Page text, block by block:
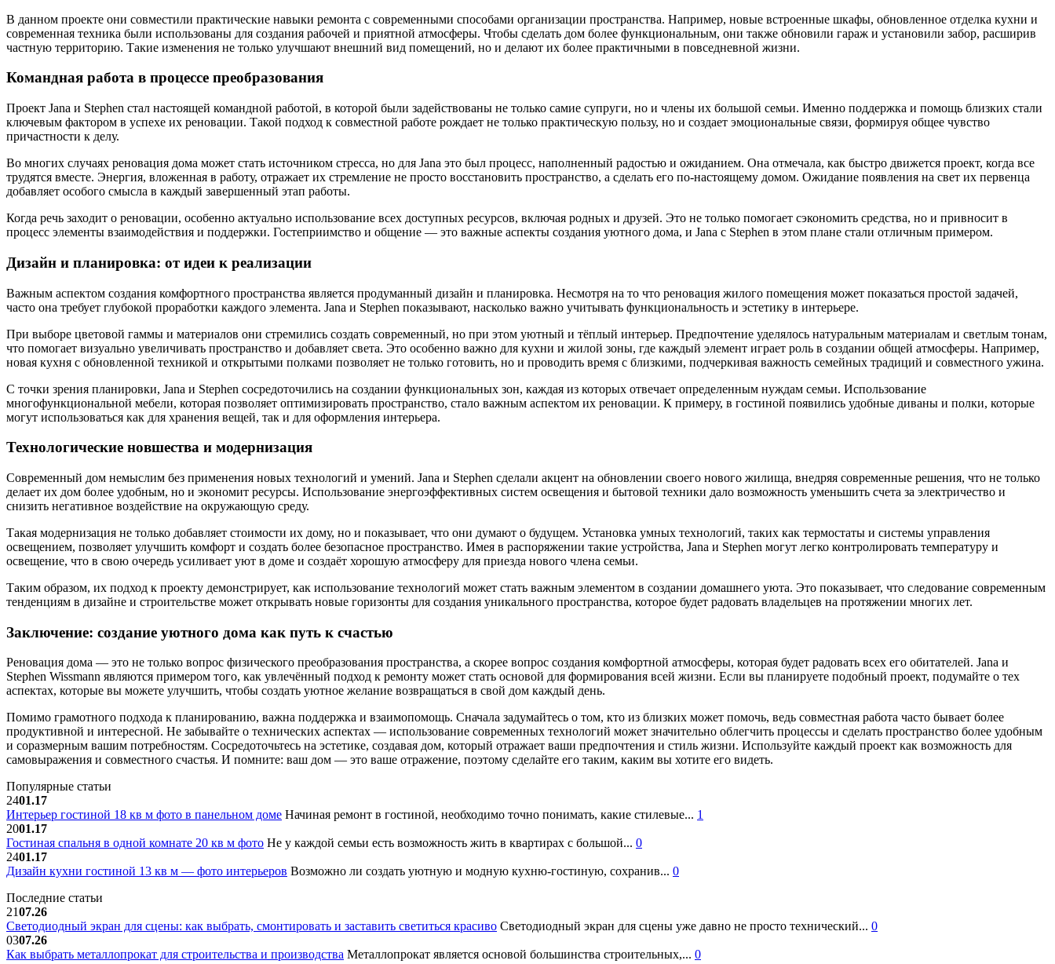
В данном проекте они совместили практические навыки ремонта с современными способами организации пространства. Например, новые встроенные шкафы, обновленное отделка кухни и
современная техника были использованы для создания рабочей и приятной атмосферы. Чтобы сделать дом более функциональным, они также обновили гараж и установили забор, расширив
частную территорию. Такие изменения не только улучшают внешний вид помещений, но и делают их более практичными в повседневной жизни.
Командная работа в процессе преобразования
Проект Jana и Stephen стал настоящей командной работой, в которой были задействованы не только самие супруги, но и члены их большой семьи. Именно поддержка и помощь близких стали
ключевым фактором в успехе их реновации. Такой подход к совместной работе рождает не только практическую пользу, но и создает эмоциональные связи, формируя общее чувство
причастности к делу.
Во многих случаях реновация дома может стать источником стресса, но для Jana это был процесс, наполненный радостью и ожиданием. Она отмечала, как быстро движется проект, когда все
трудятся вместе. Энергия, вложенная в работу, отражает их стремление не просто восстановить пространство, а сделать его по-настоящему домом. Ожидание появления на свет их первенца
добавляет особого смысла в каждый завершенный этап работы.
Когда речь заходит о реновации, особенно актуально использование всех доступных ресурсов, включая родных и друзей. Это не только помогает сэкономить средства, но и привносит в
процесс элементы взаимодействия и поддержки. Гостеприимство и общение — это важные аспекты создания уютного дома, и Jana с Stephen в этом плане стали отличным примером.
Дизайн и планировка: от идеи к реализации
Важным аспектом создания комфортного пространства является продуманный дизайн и планировка. Несмотря на то что реновация жилого помещения может показаться простой задачей,
часто она требует глубокой проработки каждого элемента. Jana и Stephen показывают, насколько важно учитывать функциональность и эстетику в интерьере.
При выборе цветовой гаммы и материалов они стремились создать современный, но при этом уютный и тёплый интерьер. Предпочтение уделялось натуральным материалам и светлым тонам,
что помогает визуально увеличивать пространство и добавляет света. Это особенно важно для кухни и жилой зоны, где каждый элемент играет роль в создании общей атмосферы. Например,
новая кухня с обновленной техникой и открытыми полками позволяет не только готовить, но и проводить время с близкими, подчеркивая важность семейных традиций и совместного ужина.
С точки зрения планировки, Jana и Stephen сосредоточились на создании функциональных зон, каждая из которых отвечает определенным нуждам семьи. Использование
многофункциональной мебели, которая позволяет оптимизировать пространство, стало важным аспектом их реновации. К примеру, в гостиной появились удобные диваны и полки, которые
могут использоваться как для хранения вещей, так и для оформления интерьера.
Технологические новшества и модернизация
Современный дом немыслим без применения новых технологий и умений. Jana и Stephen сделали акцент на обновлении своего нового жилища, внедряя современные решения, что не только
делает их дом более удобным, но и экономит ресурсы. Использование энергоэффективных систем освещения и бытовой техники дало возможность уменьшить счета за электричество и
снизить негативное воздействие на окружающую среду.
Такая модернизация не только добавляет стоимости их дому, но и показывает, что они думают о будущем. Установка умных технологий, таких как термостаты и системы управления
освещением, позволяет улучшить комфорт и создать более безопасное пространство. Имея в распоряжении такие устройства, Jana и Stephen могут легко контролировать температуру и
освещение, что в свою очередь усиливает уют в доме и создаёт хорошую атмосферу для приезда нового члена семьи.
Таким образом, их подход к проекту демонстрирует, как использование технологий может стать важным элементом в создании домашнего уюта. Это показывает, что следование современным
тенденциям в дизайне и строительстве может открывать новые горизонты для создания уникального пространства, которое будет радовать владельцев на протяжении многих лет.
Заключение: создание уютного дома как путь к счастью
Реновация дома — это не только вопрос физического преобразования пространства, а скорее вопрос создания комфортной атмосферы, которая будет радовать всех его обитателей. Jana и
Stephen Wissmann являются примером того, как увлечённый подход к ремонту может стать основой для формирования всей жизни. Если вы планируете подобный проект, подумайте о тех
аспектах, которые вы можете улучшить, чтобы создать уютное желание возвращаться в свой дом каждый день.
Помимо грамотного подхода к планированию, важна поддержка и взаимопомощь. Сначала задумайтесь о том, кто из близких может помочь, ведь совместная работа часто бывает более
продуктивной и интересной. Не забывайте о технических аспектах — использование современных технологий может значительно облегчить процессы и сделать пространство более удобным
и соразмерным вашим потребностям. Сосредоточьтесь на эстетике, создавая дом, который отражает ваши предпочтения и стиль жизни. Используйте каждый проект как возможность для
самовыражения и совместного счастья. И помните: ваш дом — это ваше отражение, поэтому сделайте его таким, каким вы хотите его видеть.
Популярные статьи
2401.17
Интерьер гостиной 18 кв м фото в панельном доме Начиная ремонт в гостиной, необходимо точно понимать, какие стилевые... 1
2001.17
Гостиная спальня в одной комнате 20 кв м фото Не у каждой семьи есть возможность жить в квартирах с большой... 0
2401.17
Дизайн кухни гостиной 13 кв м — фото интерьеров Возможно ли создать уютную и модную кухню-гостиную, сохранив... 0
Последние статьи
2107.26
Светодиодный экран для сцены: как выбрать, смонтировать и заставить светиться красиво Светодиодный экран для сцены уже давно не просто технический... 0
0307.26
Как выбрать металлопрокат для строительства и производства Металлопрокат является основой большинства строительных,... 0